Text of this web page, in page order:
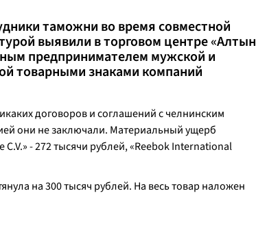
таможни во время совместной
выявили в торговом центре «Алтын
предпринимателем мужской и
товарными знаками компаний
договоров и соглашений с челнинским
они не заключали. Материальный ущерб
- 272 тысячи рублей, «Reebok International
на 300 тысяч рублей. На весь товар наложен